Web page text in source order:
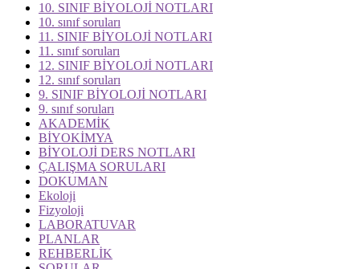
10. SINIF BİYOLOJİ NOTLARI
10. sınıf soruları
11. SINIF BİYOLOJİ NOTLARI
11. sınıf soruları
12. SINIF BİYOLOJİ NOTLARI
12. sınıf soruları
9. SINIF BİYOLOJİ NOTLARI
9. sınıf soruları
AKADEMİK
BİYOKİMYA
BİYOLOJİ DERS NOTLARI
ÇALIŞMA SORULARI
DOKUMAN
Ekoloji
Fizyoloji
LABORATUVAR
PLANLAR
REHBERLİK